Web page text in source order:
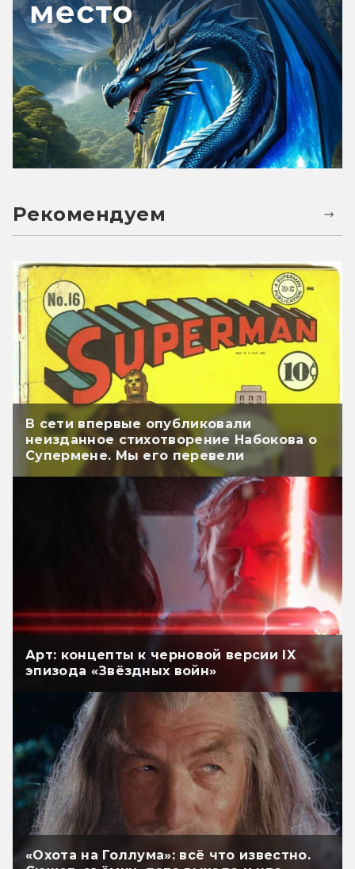
Рекомендуем
В сети впервые опубликовали
неизданное стихотворение Набокова о
Супермене. Мы его перевели
Арт: концепты к черновой версии IX
эпизода «Звёздных войн»
«Охота на Голлума»: всё что известно.